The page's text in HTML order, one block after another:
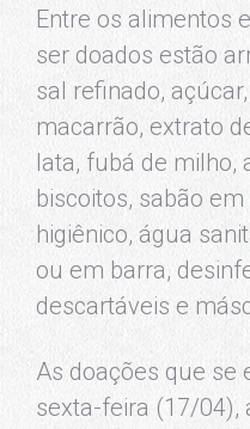
Entre os alimentos
ser doados estão
sal refinado,
macarrão, extrato
lata, fubá de milho,
biscoitos, sabão
higiênico, água
ou em barra,
descartáveis e
As doações que se
sexta-feira (17/04),